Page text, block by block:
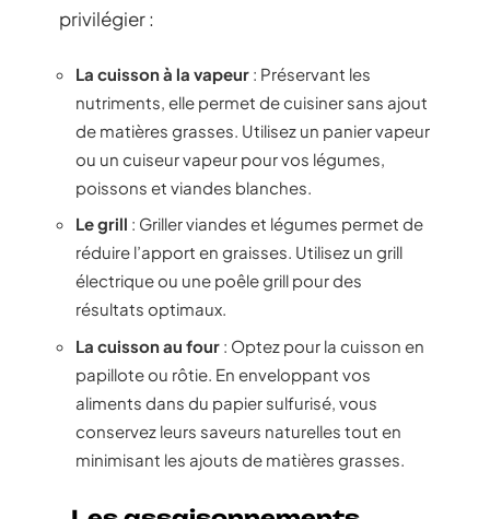
privilégier :
La cuisson à la vapeur : Préservant les
nutriments, elle permet de cuisiner sans ajout
de matières grasses. Utilisez un panier vapeur
ou un cuiseur vapeur pour vos légumes,
poissons et viandes blanches.
Le grill : Griller viandes et légumes permet de
réduire l’apport en graisses. Utilisez un grill
électrique ou une poêle grill pour des
résultats optimaux.
La cuisson au four : Optez pour la cuisson en
papillote ou rôtie. En enveloppant vos
aliments dans du papier sulfurisé, vous
conservez leurs saveurs naturelles tout en
minimisant les ajouts de matières grasses.